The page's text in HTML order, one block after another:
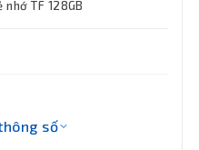
TF 128GB
số